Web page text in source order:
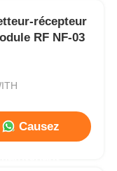
récepteur
RF NF-03
Causez